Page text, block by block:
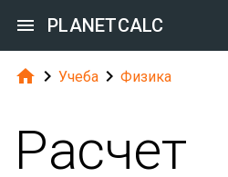
 PLANETCALC
  Учеба  Физика
Расчет